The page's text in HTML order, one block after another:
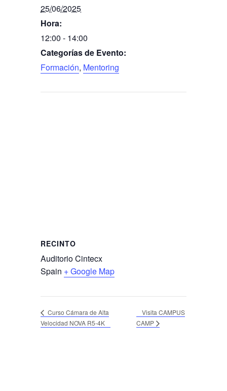
25/06/2025
Hora:
12:00 - 14:00
Categorías de Evento:
Formación, Mentoring
RECINTO
Auditorio Cintecx
Spain + Google Map
Curso Cámara de Alta
Velocidad NOVA R5-4K
Visita CAMPUS
CAMP